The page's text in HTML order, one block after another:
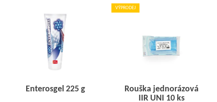
Enterosgel 225 g
VÝPRODEJ
Rouška jednorázová
IIR UNI 10 ks